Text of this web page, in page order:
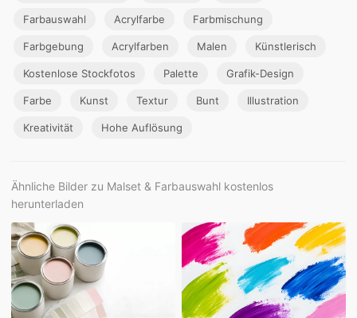
Farbauswahl Acrylfarbe Farbmischung
Farbgebung Acrylfarben Malen Künstlerisch
Kostenlose Stockfotos Palette Grafik-Design
Farbe Kunst Textur Bunt Illustration
Kreativität Hohe Auflösung
Ähnliche Bilder zu Malset & Farbauswahl kostenlos
herunterladen